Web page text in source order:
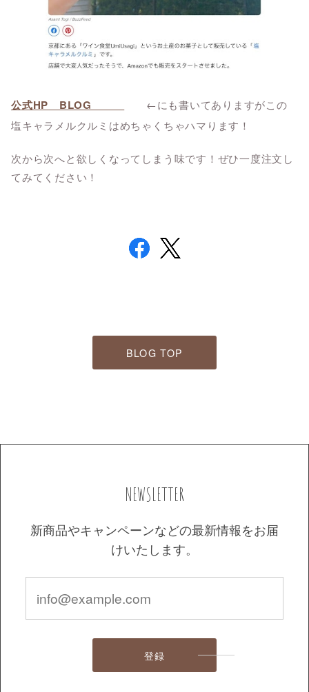
公式HP BLOG ← にも書いてありますがこの
塩キャラメルクルミはめちゃくちゃハマります！
次から次へと欲しくなってしまう味です！ぜひ一度注文し
てみてください！
BLOG TOP
NEWSLETTER
新商品やキャンペーンなどの最新情報をお届
けいたします。
登録